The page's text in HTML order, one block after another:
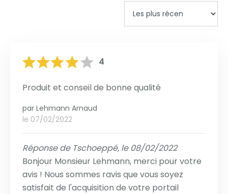
4
Produit et conseil de bonne qualité
par Lehmann Arnaud
le 07/02/2022
Réponse de Tschoeppé, le 08/02/2022
Bonjour Monsieur Lehmann, merci pour votre
avis ! Nous sommes ravis que vous soyez
satisfait de l'acquisition de votre portail